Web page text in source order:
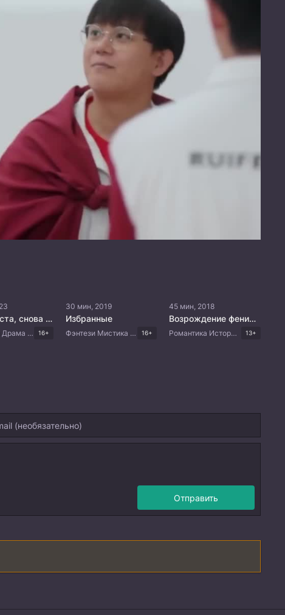
Пожалуйста, снова поженитесь
Романтика Драма Китайские дорамы 16+
30 мин, 2019
Избранные
Фэнтези Мистика Комедия Китайские дорамы 16+
45 мин, 2018
Возрождение фениксов
Романтика Исторический Мелодрама Китайские дорамы 13+
Отправить